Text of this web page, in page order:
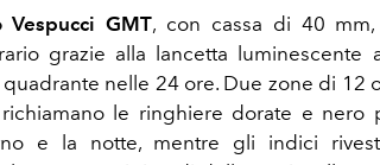
Vespucci GMT, con cassa di 40
grazie alla lancetta luminescente
nelle 24 ore. Due zone di 12
le ringhiere dorate e nero
e la notte, mentre gli indici